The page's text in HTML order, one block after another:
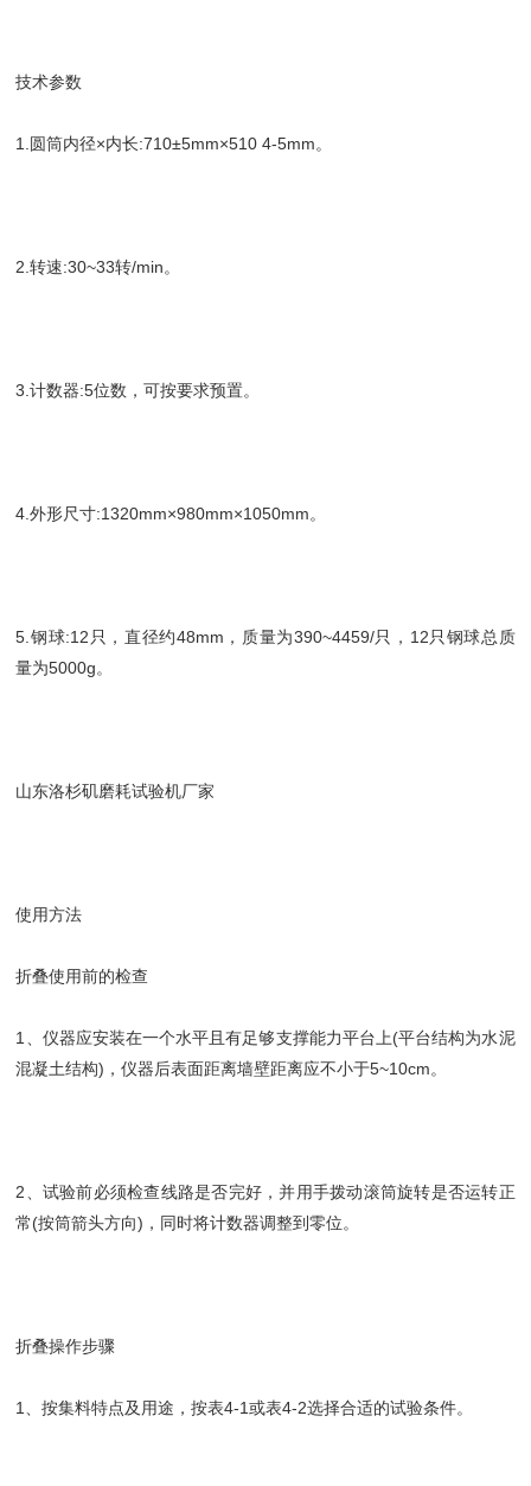
技术参数
1.圆筒内径×内长:710±5mm×510 4-5mm。
2.转速:30~33转/min。
3.计数器:5位数，可按要求预置。
4.外形尺寸:1320mm×980mm×1050mm。
5.钢球:12只，直径约48mm，质量为390~4459/只，12只钢球总质
量为5000g。
山东洛杉矶磨耗试验机厂家
使用方法
折叠使用前的检查
1、仪器应安装在一个水平且有足够支撑能力平台上(平台结构为水泥
混凝土结构)，仪器后表面距离墙壁距离应不小于5~10cm。
2、试验前必须检查线路是否完好，并用手拨动滚筒旋转是否运转正
常(按筒箭头方向)，同时将计数器调整到零位。
折叠操作步骤
1、按集料特点及用途，按表4-1或表4-2选择合适的试验条件。